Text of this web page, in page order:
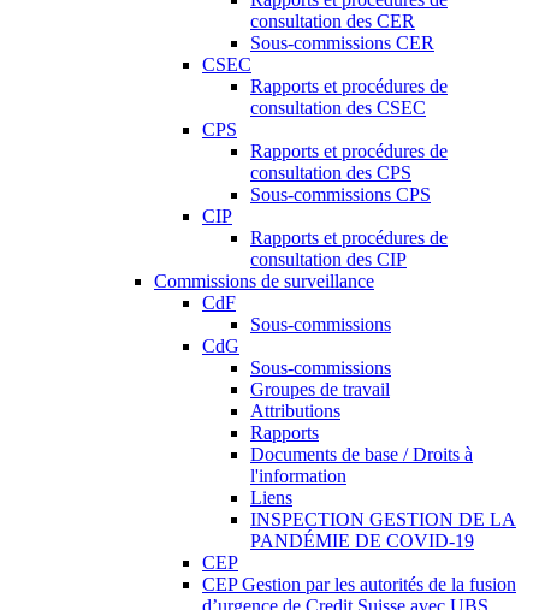
consultation des CER
Sous-commissions CER
CSEC
Rapports et procédures de
consultation des CSEC
CPS
Rapports et procédures de
consultation des CPS
Sous-commissions CPS
CIP
Rapports et procédures de
consultation des CIP
Commissions de surveillance
CdF
Sous-commissions
CdG
Sous-commissions
Groupes de travail
Attributions
Rapports
Documents de base / Droits à
l'information
Liens
INSPECTION GESTION DE LA
PANDÉMIE DE COVID-19
CEP
CEP Gestion par les autorités de la fusion